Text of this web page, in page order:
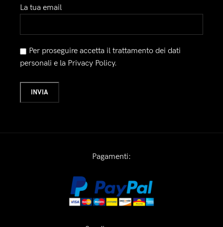
La tua email
Per proseguire accetta il trattamento dei dati
personali e la Privacy Policy.
Pagamenti: